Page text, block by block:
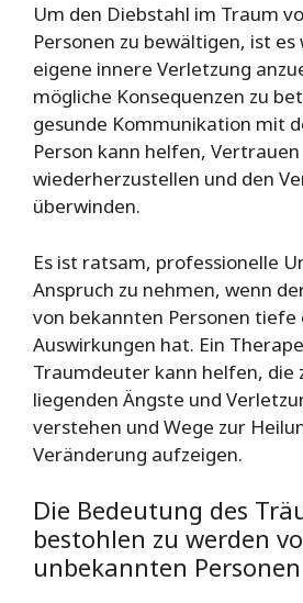
Um den Diebstahl im Traum
Personen zu bewältigen, ist es
eigene innere Verletzung
mögliche Konsequenzen zu
gesunde Kommunikation mit
Person kann helfen, Vertrauen
wiederherzustellen und den
überwinden.
Es ist ratsam, professionelle
Anspruch zu nehmen, wenn
von bekannten Personen
Auswirkungen hat. Ein
Traumdeuter kann helfen, die
liegenden Ängste und
verstehen und Wege zur
Veränderung aufzeigen.
Die Bedeutung des
bestohlen zu werden
unbekannten Personen